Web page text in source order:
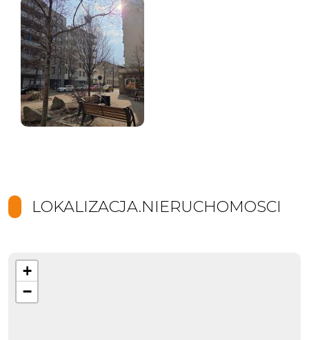
LOKALIZACJA.NIERUCHOMOSCI
+
−